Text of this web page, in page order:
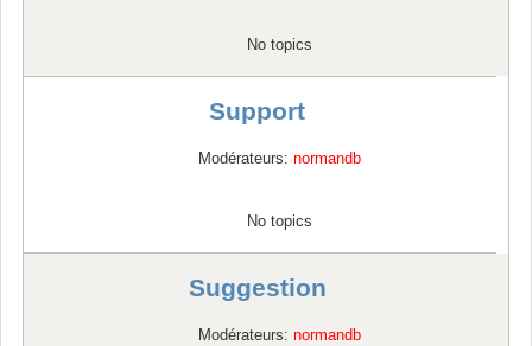
No topics
Support
Modérateurs:normandb
No topics
Suggestion
Modérateurs:normandb